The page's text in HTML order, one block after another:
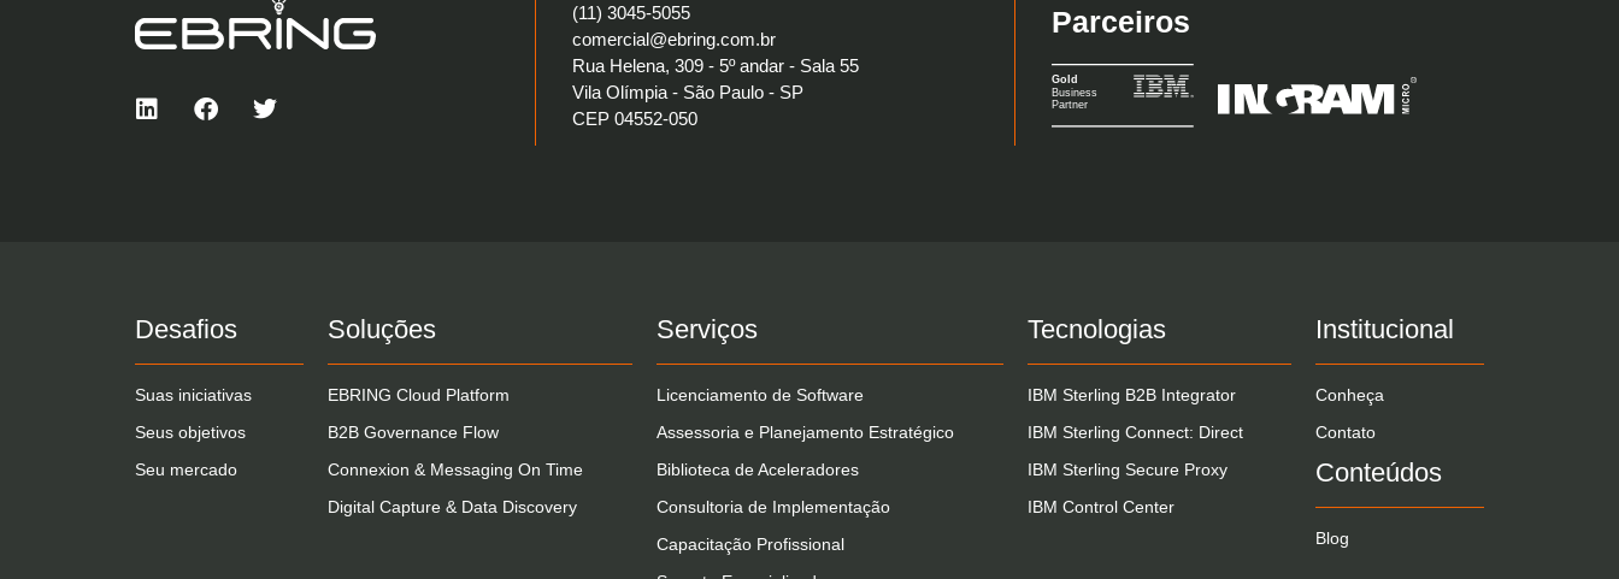
(11) 3045-5055
comercial@ebring.com.br
Rua Helena, 309 - 5º andar - Sala 55
Vila Olímpia - São Paulo - SP
CEP 04552-050
Parceiros
Desafios
Suas iniciativas
Seus objetivos
Seu mercado
Soluções
EBRING Cloud Platform
B2B Governance Flow
Connexion & Messaging On Time
Digital Capture & Data Discovery
Serviços
Licenciamento de Software
Assessoria e Planejamento Estratégico
Biblioteca de Aceleradores
Consultoria de Implementação
Capacitação Profissional
Tecnologias
IBM Sterling B2B Integrator
IBM Sterling Connect: Direct
IBM Sterling Secure Proxy
IBM Control Center
Institucional
Conheça
Contato
Conteúdos
Blog